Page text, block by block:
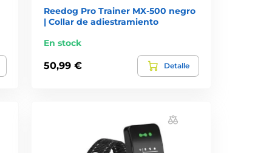
Reedog Pro Trainer MX-500 negro
| Collar de adiestramiento
En stock
50,99 € Detalle